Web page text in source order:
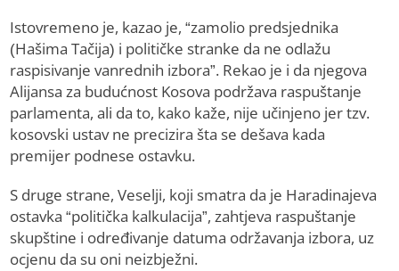
Istovremeno je, kazao je, “zamolio predsjednika
(Hašima Tačija) i političke stranke da ne odlažu
raspisivanje vanrednih izbora”. Rekao je i da njegova
Alijansa za budućnost Kosova podržava raspuštanje
parlamenta, ali da to, kako kaže, nije učinjeno jer tzv.
kosovski ustav ne precizira šta se dešava kada
premijer podnese ostavku.
S druge strane, Veselji, koji smatra da je Haradinajeva
ostavka “politička kalkulacija”, zahtjeva raspuštanje
skupštine i određivanje datuma održavanja izbora, uz
ocjenu da su oni neizbježni.